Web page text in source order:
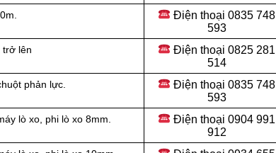
Điện thoại 0835 748
593
trở lên Điện thoại 0825 281
514
phản lực. Điện thoại 0835 748
593
lò xo, phi lò xo 8mm. Điện thoại 0904 991
912